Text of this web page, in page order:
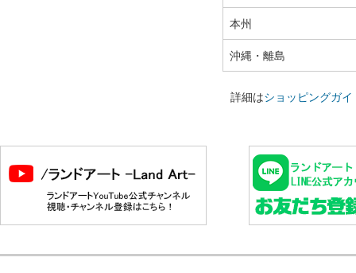
本州
沖縄・離島
詳細はショッピングガイ